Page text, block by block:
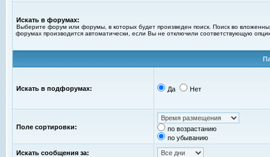
Искать в форумах:
Выберите форум или форумы, в которых будет произведен поиск. Поиск во
форумах производится автоматически, если Вы не отключили соответствующую
Искать в подфорумах: Да Нет
Поле сортировки:
по возрастанию
по убыванию
Искать сообщения за: